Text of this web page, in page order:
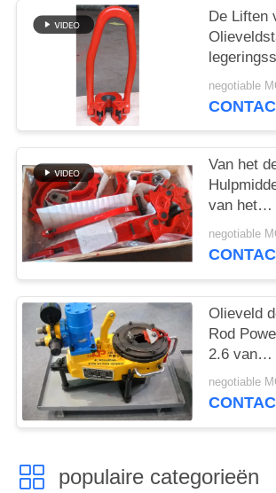
De Liften
SER van
negotiable
Van het
van het
negotiable
Olieveld
Rod
2.6 van
en Delen
negotiable
populaire categorieën